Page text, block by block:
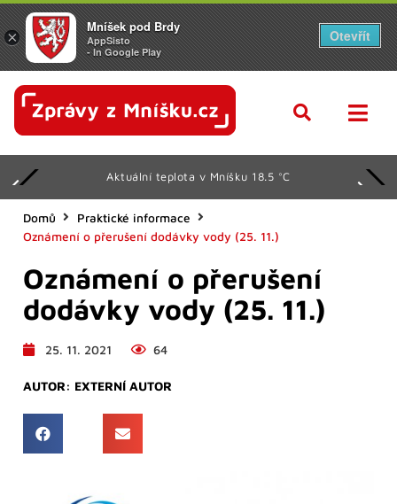
Aktuální teplota v Mníšku 18.5 °C
Domů
Praktické informace
Oznámení o přerušení dodávky vody (25. 11.)
Oznámení o přerušení
dodávky vody (25. 11.)
25. 11. 2021 64
AUTOR: EXTERNÍ AUTOR
×
Mníšek pod Brdy
AppSisto
- In Google Play
Otevřít